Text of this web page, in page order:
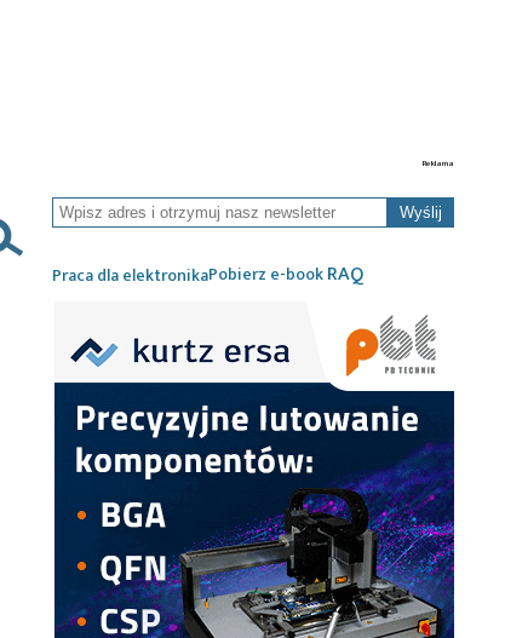
Wyślij
Praca dla elektronikaPobierz e-bookRAQ